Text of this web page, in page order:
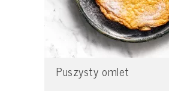
Puszysty omlet